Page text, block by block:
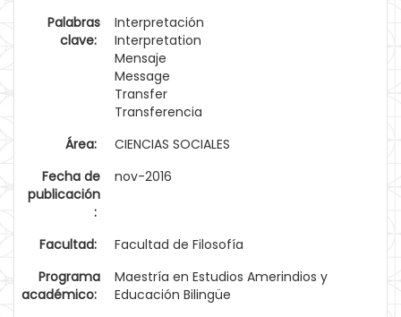
Palabras
clave:
Interpretación
Interpretation
Mensaje
Message
Transfer
Transferencia
Área:
CIENCIAS SOCIALES
Fecha de
publicación
:
nov-2016
Facultad:
Facultad de Filosofía
Programa
académico:
Maestría en Estudios Amerindios y
Educación Bilingüe